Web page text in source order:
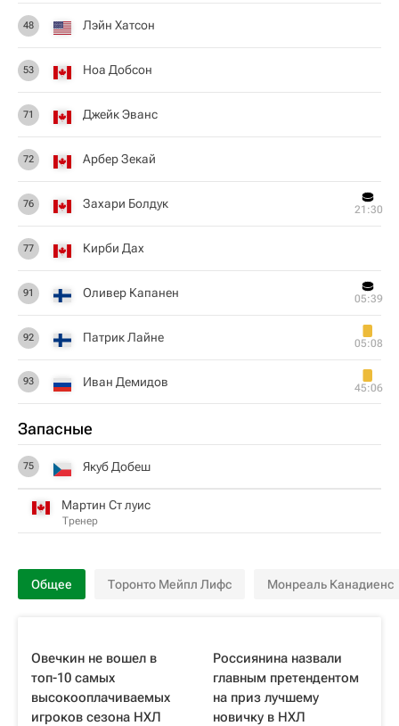
48 Лэйн Хатсон
53 Ноа Добсон
71 Джейк Эванс
72 Арбер Зекай
76 Захари Болдук 21:30
77 Кирби Дах
91 Оливер Капанен 05:39
92 Патрик Лайне 05:08
93 Иван Демидов 45:06
Запасные
75 Якуб Добеш
Мартин Ст луис
Тренер
Общее Торонто Мейпл Лифс Монреаль Канадиенс
Овечкин не вошел в
топ-10 самых
высокооплачиваемых
игроков сезона НХЛ
Россиянина назвали
главным претендентом
на приз лучшему
новичку в НХЛ